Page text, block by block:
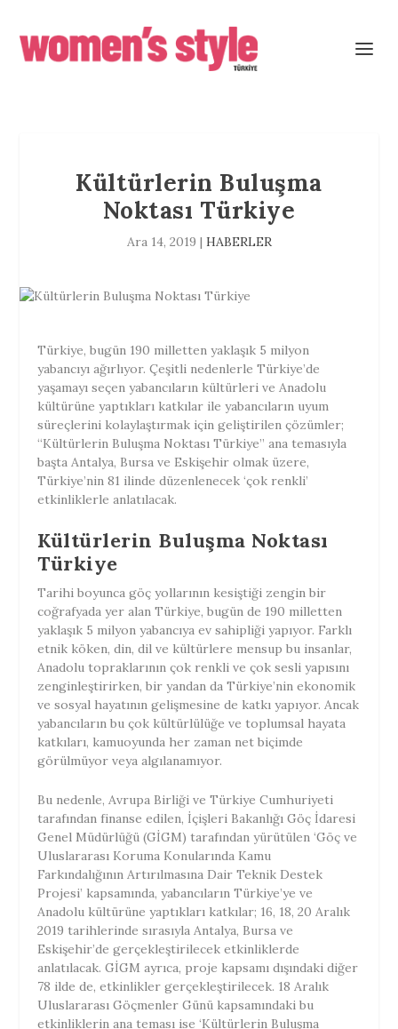
Kültürlerin Buluşma
Noktası Türkiye
Ara 14, 2019 | HABERLER
Türkiye, bugün 190 milletten yaklaşık 5 milyon
yabancıyı ağırlıyor. Çeşitli nedenlerle Türkiye’de
yaşamayı seçen yabancıların kültürleri ve Anadolu
kültürüne yaptıkları katkılar ile yabancıların uyum
süreçlerini kolaylaştırmak için geliştirilen çözümler;
“Kültürlerin Buluşma Noktası Türkiye” ana temasıyla
başta Antalya, Bursa ve Eskişehir olmak üzere,
Türkiye’nin 81 ilinde düzenlenecek ‘çok renkli’
etkinliklerle anlatılacak.
Kültürlerin Buluşma Noktası
Türkiye
Tarihi boyunca göç yollarının kesiştiği zengin bir
coğrafyada yer alan Türkiye, bugün de 190 milletten
yaklaşık 5 milyon yabancıya ev sahipliği yapıyor. Farklı
etnik köken, din, dil ve kültürlere mensup bu insanlar,
Anadolu topraklarının çok renkli ve çok sesli yapısını
zenginleştirirken, bir yandan da Türkiye’nin ekonomik
ve sosyal hayatının gelişmesine de katkı yapıyor. Ancak
yabancıların bu çok kültürlülüğe ve toplumsal hayata
katkıları, kamuoyunda her zaman net biçimde
görülmüyor veya algılanamıyor.
Bu nedenle, Avrupa Birliği ve Türkiye Cumhuriyeti
tarafından finanse edilen, İçişleri Bakanlığı Göç İdaresi
Genel Müdürlüğü (GİGM) tarafından yürütülen ‘Göç ve
Uluslararası Koruma Konularında Kamu
Farkındalığının Artırılmasına Dair Teknik Destek
Projesi’ kapsamında, yabancıların Türkiye’ye ve
Anadolu kültürüne yaptıkları katkılar; 16, 18, 20 Aralık
2019 tarihlerinde sırasıyla Antalya, Bursa ve
Eskişehir’de gerçekleştirilecek etkinliklerde
anlatılacak. GİGM ayrıca, proje kapsamı dışındaki diğer
78 ilde de, etkinlikler gerçekleştirilecek. 18 Aralık
Uluslararası Göçmenler Günü kapsamındaki bu
etkinliklerin ana teması ise ‘Kültürlerin Buluşma